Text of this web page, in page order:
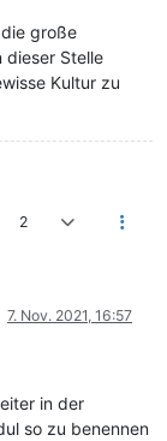
große
dieser Stelle
Kultur zu
2
7. Nov. 2021, 16:57
in der
so zu benennen